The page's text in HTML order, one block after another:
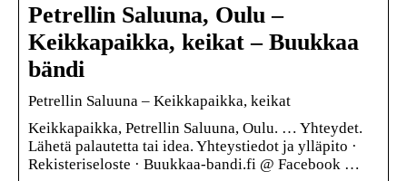
Petrellin Saluuna, Oulu –
Keikkapaikka, keikat – Buukkaa
bändi
Petrellin Saluuna – Keikkapaikka, keikat
Keikkapaikka, Petrellin Saluuna, Oulu. … Yhteydet.
Lähetä palautetta tai idea. Yhteystiedot ja ylläpito ·
Rekisteriseloste · Buukkaa-bandi.fi @ Facebook …